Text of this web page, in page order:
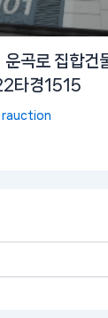
운곡로 집합건
타경1515
rauction